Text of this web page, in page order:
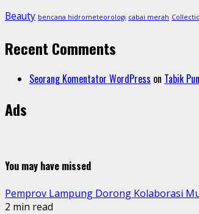
Beauty bencana hidrometeorologi cabai merah
Recent Comments
Seorang Komentator WordPress on Tabik Pun
Ads
You may have missed
Pemprov Lampung Dorong Kolaborasi
2 min read